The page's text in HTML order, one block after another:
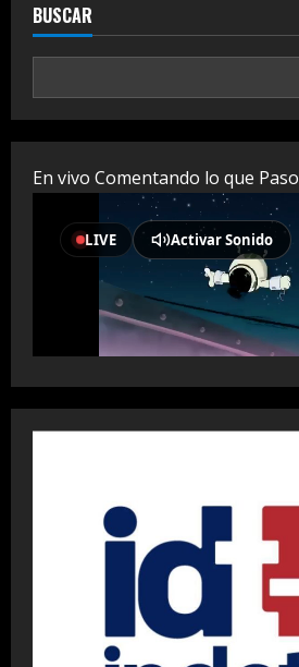
BUSCAR
En vivo Comentando lo que Paso